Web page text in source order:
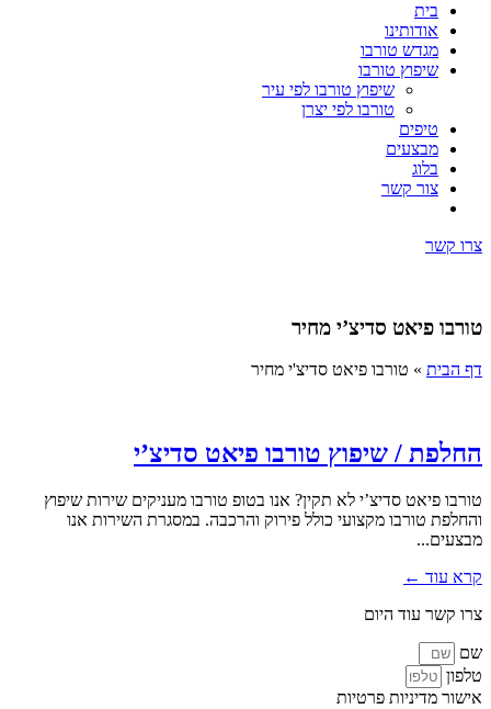
בית
אודותינו
מגדש טורבו
שיפוץ טורבו
שיפוץ טורבו לפי עיר
טורבו לפי יצרן
טיפים
מבצעים
בלוג
צור קשר
צרו קשר
טורבו פיאט סדיצ’י מחיר
דף הבית » טורבו פיאט סדיצ'י מחיר
החלפת / שיפוץ טורבו פיאט סדיצ’י
טורבו פיאט סדיצ’י לא תקין? אנו בטופ טורבו מעניקים שירות שיפוץ
והחלפת טורבו מקצועי כולל פירוק והרכבה. במסגרת השירות אנו
מבצעים...
קרא עוד ←
צרו קשר עוד היום
שם
טלפון
אישור מדיניות פרטיות